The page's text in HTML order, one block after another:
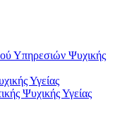
Υπηρεσιών Ψυχικής
Υγείας
Ψυχικής Υγείας